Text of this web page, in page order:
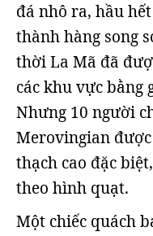
đá nhô ra, hầu
thành hàng song
thời La Mã đã
các khu vực bằng
Nhưng 10 người
Merovingian
thạch cao đặc
theo hình quạt.
Một chiếc quách